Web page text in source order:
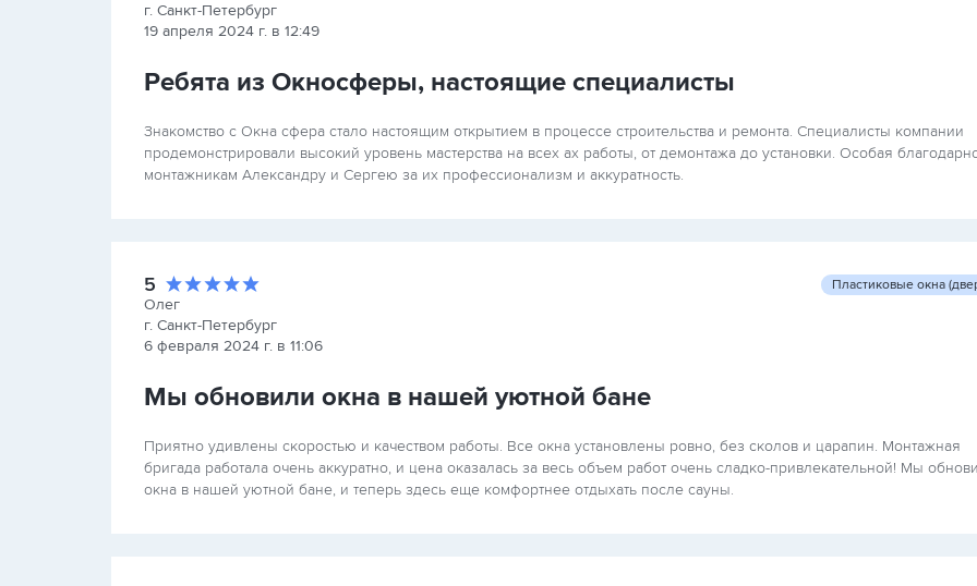
г. Санкт-Петербург
19 апреля 2024 г. в 12:49
Ребята из Окносферы, настоящие специалисты
Знакомство с Окна сфера стало настоящим открытием в процессе строительства и ремонта. Специалисты компании
продемонстрировали высокий уровень мастерства на всех ах работы, от демонтажа до установки. Особая
монтажникам Александру и Сергею за их профессионализм и аккуратность.
5
Олег
г. Санкт-Петербург
6 февраля 2024 г. в 11:06
Пластиковые окна
Мы обновили окна в нашей уютной бане
Приятно удивлены скоростью и качеством работы. Все окна установлены ровно, без сколов и царапин. Монтажная
бригада работала очень аккуратно, и цена оказалась за весь объем работ очень сладко-привлекательной! Мы
окна в нашей уютной бане, и теперь здесь еще комфортнее отдыхать после сауны.